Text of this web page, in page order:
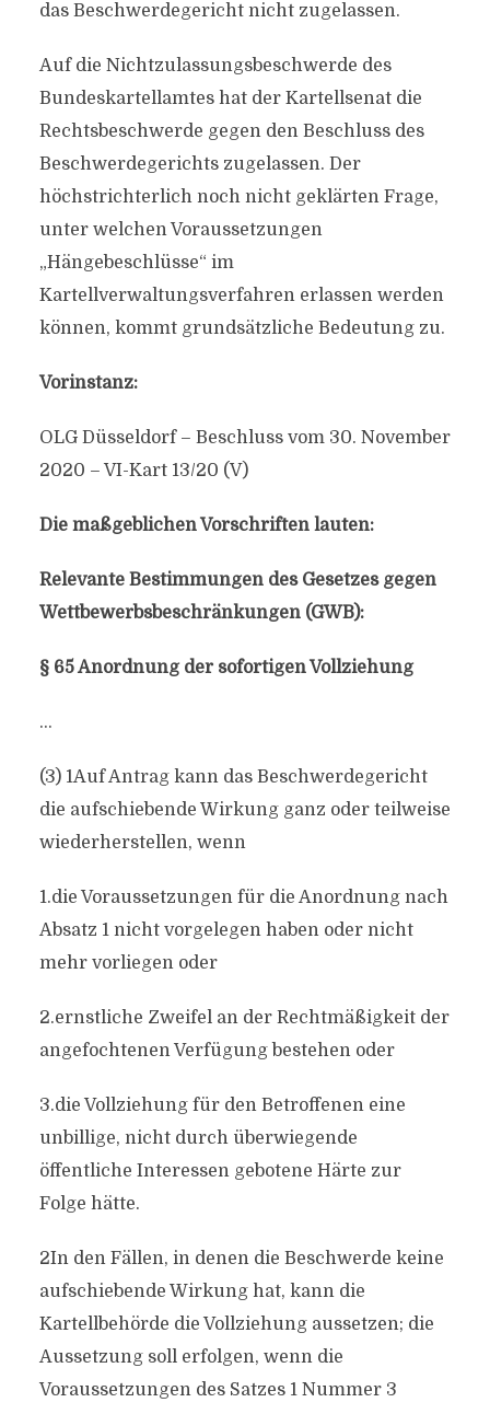
das Beschwerdegericht nicht zugelassen.
Auf die Nichtzulassungsbeschwerde des
Bundeskartellamtes hat der Kartellsenat die
Rechtsbeschwerde gegen den Beschluss des
Beschwerdegerichts zugelassen. Der
höchstrichterlich noch nicht geklärten Frage,
unter welchen Voraussetzungen
„Hängebeschlüsse“ im
Kartellverwaltungsverfahren erlassen werden
können, kommt grundsätzliche Bedeutung zu.
Vorinstanz:
OLG Düsseldorf – Beschluss vom 30. November
2020 – VI-Kart 13/20 (V)
Die maßgeblichen Vorschriften lauten:
Relevante Bestimmungen des Gesetzes gegen
Wettbewerbsbeschränkungen (GWB):
§ 65 Anordnung der sofortigen Vollziehung
…
(3) 1Auf Antrag kann das Beschwerdegericht
die aufschiebende Wirkung ganz oder teilweise
wiederherstellen, wenn
1.die Voraussetzungen für die Anordnung nach
Absatz 1 nicht vorgelegen haben oder nicht
mehr vorliegen oder
2.ernstliche Zweifel an der Rechtmäßigkeit der
angefochtenen Verfügung bestehen oder
3.die Vollziehung für den Betroffenen eine
unbillige, nicht durch überwiegende
öffentliche Interessen gebotene Härte zur
Folge hätte.
2In den Fällen, in denen die Beschwerde keine
aufschiebende Wirkung hat, kann die
Kartellbehörde die Vollziehung aussetzen; die
Aussetzung soll erfolgen, wenn die
Voraussetzungen des Satzes 1 Nummer 3